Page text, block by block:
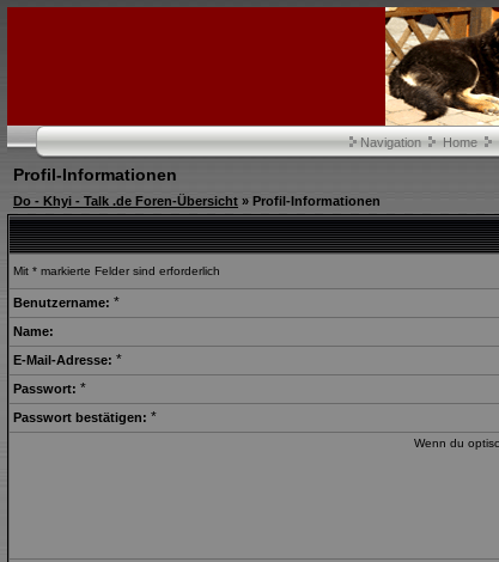
Navigation Home
Profil-Informationen
Do - Khyi - Talk .de Foren-Übersicht » Profil-Informationen
Mit * markierte Felder sind erforderlich
Benutzername: *
Name:
E-Mail-Adresse: *
Passwort: *
Passwort bestätigen: *
Wenn du